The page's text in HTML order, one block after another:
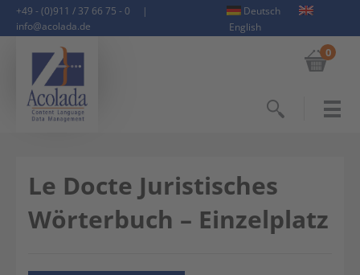
+49 - (0)911 / 37 66 75 - 0
|
info@acolada.de
Deutsch
English
0
Le Docte Juristisches
Wörterbuch – Einzelplatz